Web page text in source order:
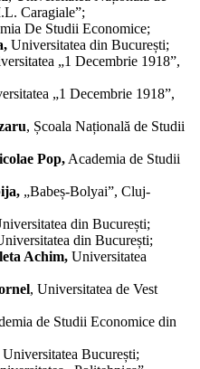
Caragiale”;
De Studii Economice;
Universitatea din București;
„1 Decembrie 1918”,
„1 Decembrie 1918”,
, Școala Națională de Studii
Pop, Academia de Studii
„Babeș-Bolyai”, Cluj-
din București;
din București;
Achim, Universitatea
, Universitatea de Vest
de Studii Economice din
Universitatea București;